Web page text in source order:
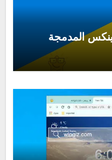
المدمجة